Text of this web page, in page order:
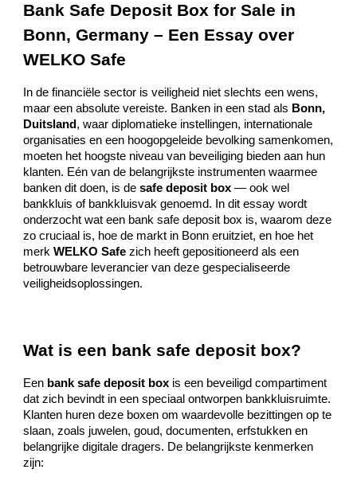
Bank Safe Deposit Box for Sale in
Bonn, Germany – Een Essay over
WELKO Safe
In de financiële sector is veiligheid niet slechts een wens,
maar een absolute vereiste. Banken in een stad als Bonn,
Duitsland , waar diplomatieke instellingen, internationale
organisaties en een hoogopgeleide bevolking samenkomen,
moeten het hoogste niveau van beveiliging bieden aan hun
klanten. Eén van de belangrijkste instrumenten waarmee
banken dit doen, is desafe deposit box — ook wel
bankkluis of bankkluisvak genoemd. In dit essay wordt
onderzocht wat een bank safe deposit box is, waarom deze
zo cruciaal is, hoe de markt in Bonn eruitziet, en hoe het
merkWELKO Safe zich heeft gepositioneerd als een
betrouwbare leverancier van deze gespecialiseerde
veiligheidsoplossingen.
Wat is een bank safe deposit box?
Een bank safe deposit box is een beveiligd compartiment
dat zich bevindt in een speciaal ontworpen bankkluisruimte.
Klanten huren deze boxen om waardevolle bezittingen op te
slaan, zoals juwelen, goud, documenten, erfstukken en
belangrijke digitale dragers. De belangrijkste kenmerken
zijn: